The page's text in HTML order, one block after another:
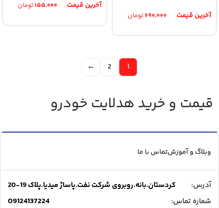
۶۹۰,۰۰۰ تومان
۱۵۵,۰۰۰تومان
1
2
←
قیمت و خرید هدلایت خودرو
وبلاگ و آموزشتماس با ما
آدرس:
کردستان.بانه.روبروی شرکت نفت.پاساژ میدیا.پلاک 19-20
شماره تماس:
09124137224